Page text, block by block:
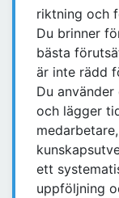
riktning och
Du brinner
bästa
är inte rädd
Du
och lägger
ett
uppföljning